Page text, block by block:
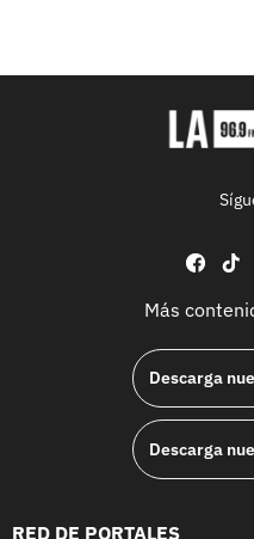
Más
Descarga
Descarga
RED DE PORTALES